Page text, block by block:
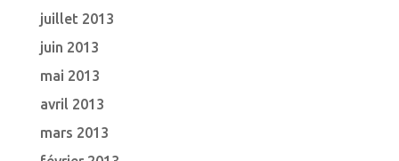
juillet 2013
juin 2013
mai 2013
avril 2013
mars 2013